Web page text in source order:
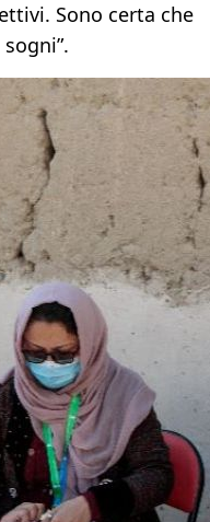
Sono certa che